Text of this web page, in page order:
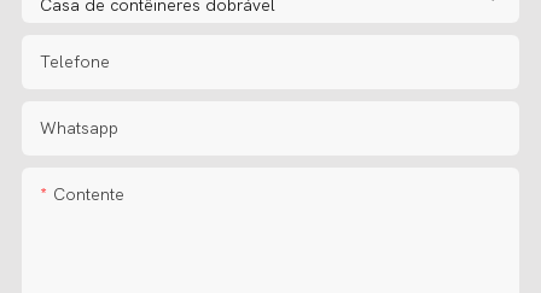
Telefone
Whatsapp
Contente